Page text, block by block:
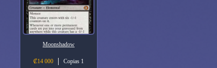
Moonshadow
₡14 000 Copias 1